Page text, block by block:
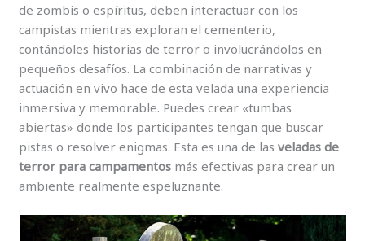
de zombis o espíritus, deben interactuar con los
campistas mientras exploran el cementerio,
contándoles historias de terror o involucrándolos en
pequeños desafíos. La combinación de narrativas y
actuación en vivo hace de esta velada una experiencia
inmersiva y memorable. Puedes crear «tumbas
abiertas» donde los participantes tengan que buscar
pistas o resolver enigmas. Esta es una de lasveladas de
terror para campamentos más efectivas para crear un
ambiente realmente espeluznante.